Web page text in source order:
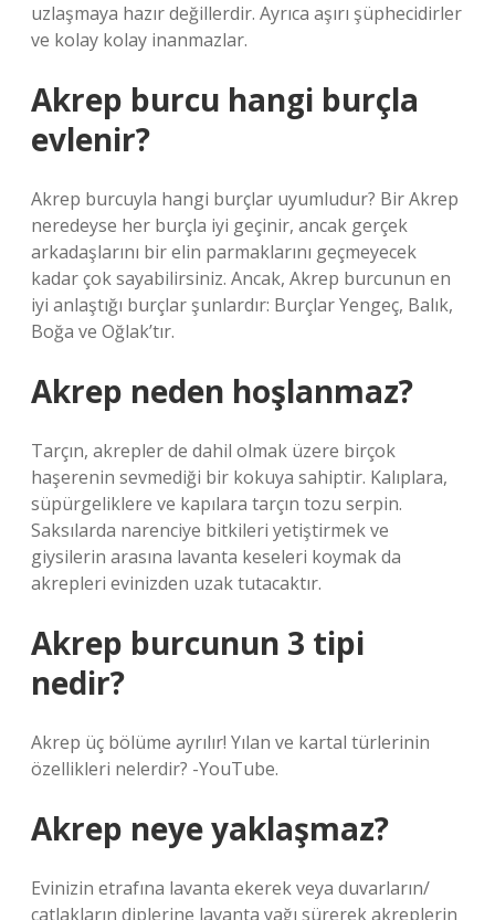
uzlaşmaya hazır değillerdir. Ayrıca aşırı şüphecidirler
ve kolay kolay inanmazlar.
Akrep burcu hangi burçla
evlenir?
Akrep burcuyla hangi burçlar uyumludur? Bir Akrep
neredeyse her burçla iyi geçinir, ancak gerçek
arkadaşlarını bir elin parmaklarını geçmeyecek
kadar çok sayabilirsiniz. Ancak, Akrep burcunun en
iyi anlaştığı burçlar şunlardır: Burçlar Yengeç, Balık,
Boğa ve Oğlak’tır.
Akrep neden hoşlanmaz?
Tarçın, akrepler de dahil olmak üzere birçok
haşerenin sevmediği bir kokuya sahiptir. Kalıplara,
süpürgeliklere ve kapılara tarçın tozu serpin.
Saksılarda narenciye bitkileri yetiştirmek ve
giysilerin arasına lavanta keseleri koymak da
akrepleri evinizden uzak tutacaktır.
Akrep burcunun 3 tipi
nedir?
Akrep üç bölüme ayrılır! Yılan ve kartal türlerinin
özellikleri nelerdir? -YouTube.
Akrep neye yaklaşmaz?
Evinizin etrafına lavanta ekerek veya duvarların/
çatlakların diplerine lavanta yağı sürerek akreplerin